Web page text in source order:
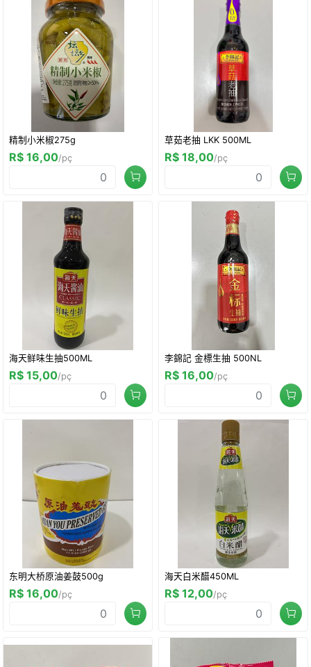
精制小米椒275g
R$ 16,00/pç
草茹老抽 LKK 500ML
R$ 18,00/pç
海天鲜味生抽500ML
R$ 15,00/pç
李錦記 金標生抽 500NL
R$ 16,00/pç
东明大桥原油姜鼓500g
R$ 16,00/pç
海天白米醋450ML
R$ 12,00/pç